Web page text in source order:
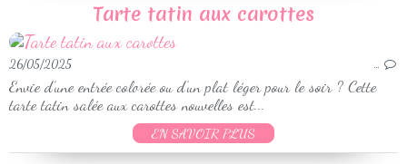
Tarte tatin aux carottes
26/05/2025 …
Envie d’une entrée colorée ou d’un plat léger pour le soir ? Cette
tarte tatin salée aux carottes nouvelles est...
EN SAVOIR PLUS